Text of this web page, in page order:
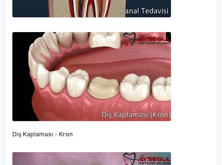
Diş Kaplaması - Kron